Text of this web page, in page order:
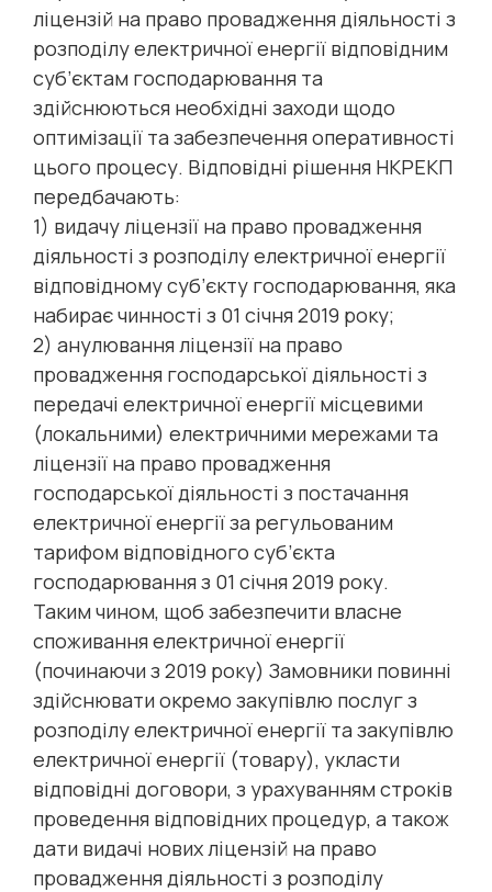
ліцензій на право провадження діяльності з
розподілу електричної енергії відповідним
суб’єктам господарювання та
здійснюються необхідні заходи щодо
оптимізації та забезпечення оперативності
цього процесу. Відповідні рішення НКРЕКП
передбачають:
1) видачу ліцензії на право провадження
діяльності з розподілу електричної енергії
відповідному суб’єкту господарювання, яка
набирає чинності з 01 січня 2019 року;
2) анулювання ліцензії на право
провадження господарської діяльності з
передачі електричної енергії місцевими
(локальними) електричними мережами та
ліцензії на право провадження
господарської діяльності з постачання
електричної енергії за регульованим
тарифом відповідного суб’єкта
господарювання з 01 січня 2019 року.
Таким чином, щоб забезпечити власне
споживання електричної енергії
(починаючи з 2019 року) Замовники повинні
здійснювати окремо закупівлю послуг з
розподілу електричної енергії та закупівлю
електричної енергії (товару), укласти
відповідні договори, з урахуванням строків
проведення відповідних процедур, а також
дати видачі нових ліцензій на право
провадження діяльності з розподілу